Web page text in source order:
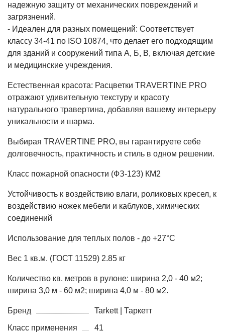
надежную защиту от механических повреждений и
загрязнений.
- Идеален для разных помещений: Соответствует
классу 34-41 по ISO 10874, что делает его подходящим
для зданий и сооружений типа А, Б, В, включая детские
и медицинские учреждения.
Естественная красота: Расцветки TRAVERTINE PRO
отражают удивительную текстуру и красоту
натурального травертина, добавляя вашему интерьеру
уникальности и шарма.
Выбирая TRAVERTINE PRO, вы гарантируете себе
долговечность, практичность и стиль в одном решении.
Класс пожарной опасности (ФЗ-123) КМ2
Устойчивость к воздействию влаги, роликовых кресел, к
воздействию ножек мебели и каблуков, химических
соединений
Использование для теплых полов - до +27°С
Вес 1 кв.м. (ГОСТ 11529) 2.85 кг
Количество кв. метров в рулоне: ширина 2,0 - 40 м2;
ширина 3,0 м - 60 м2; ширина 4,0 м - 80 м2.
Бренд
Tarkett | Таркетт
Класс применения
41